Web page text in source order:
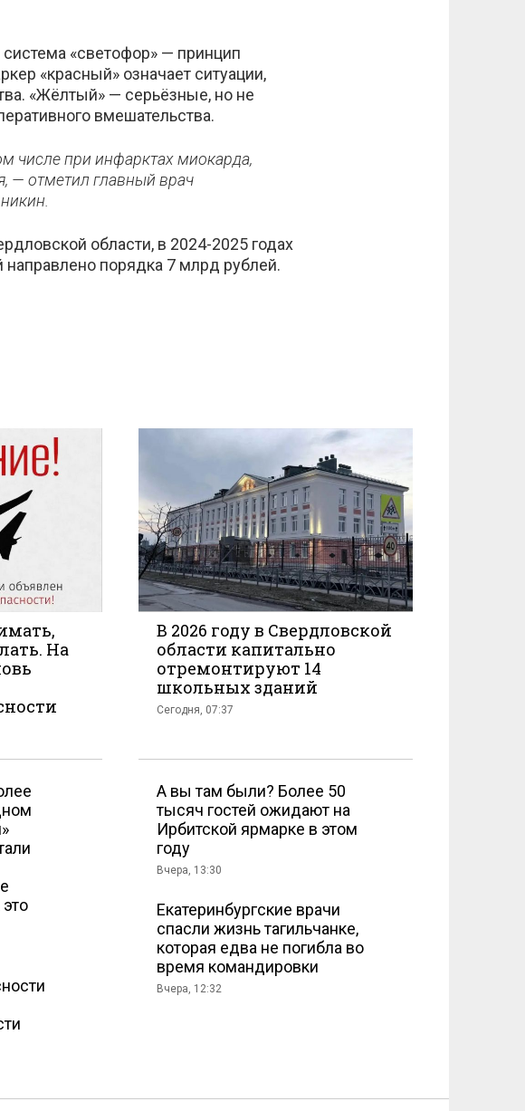
«светофор» — принцип
«красный» означает ситуации,
«Жёлтый» — серьёзные, но не
вмешательства.
числе при инфарктах миокарда,
, — отметил главный врач
области, в 2024-2025 годах
порядка 7 млрд рублей.
На
В 2026 году в Свердловской
области капитально
отремонтируют 14
школьных зданий
Сегодня, 07:37
А вы там были? Более 50
тысяч гостей ожидают на
Ирбитской ярмарке в этом
году
Вчера, 13:30
Екатеринбургские врачи
спасли жизнь тагильчанке,
которая едва не погибла во
время командировки
Вчера, 12:32